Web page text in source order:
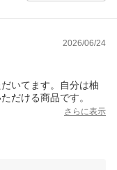
比較には向いてない
います。
しくお願いいたしま
2026/06/24
いてます。自分は柚
だける商品です。
さらに表示